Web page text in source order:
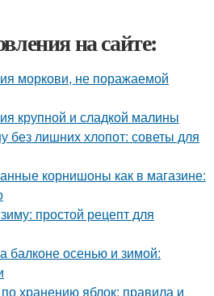
на сайте:
моркови, не поражаемой
крупной и сладкой малины
без лишних хлопот: советы для
корнишоны как в магазине:
простой рецепт для
балконе осенью и зимой:
хранению яблок: правила и